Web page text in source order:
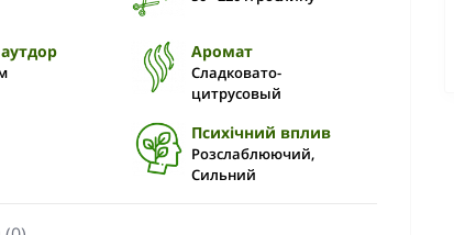
Аромат
Сладковато-
цитрусовый
Психічний вплив
Розслаблюючий,
Сильний